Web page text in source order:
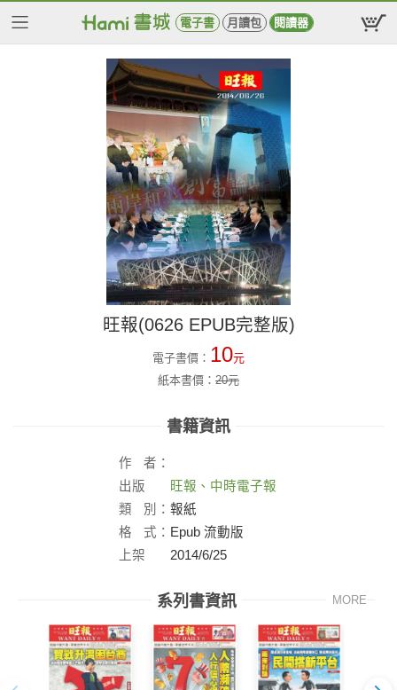
電子書 月讀包 閱讀器
旺報(0626 EPUB完整版)
電子書價： 10元
紙本書價： 20元
書籍資訊
作
者：
出版
社：
旺報、中時電子報
類
別： 報紙
格
式： Epub 流動版
上架
2014/6/25
系列書資訊 MORE